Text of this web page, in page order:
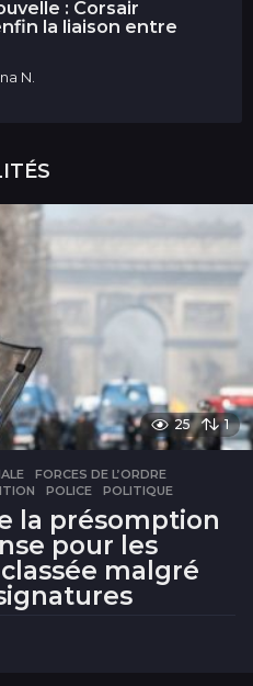
: Corsair
la liaison entre
N.
25 1
,FORCES DE L’ORDRE
,POLICE ,POLITIQUE
la présomption
pour les
malgré